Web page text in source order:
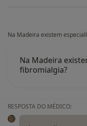
Na Madeira existem
Na Madeira
fibromialgia?
RESPOSTA DO MÉDICO: